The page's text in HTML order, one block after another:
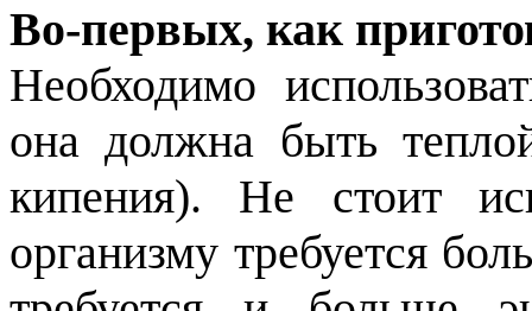
Во-первых, как
Необходимо
она должна быть
кипения). Не стоит
организму требуется